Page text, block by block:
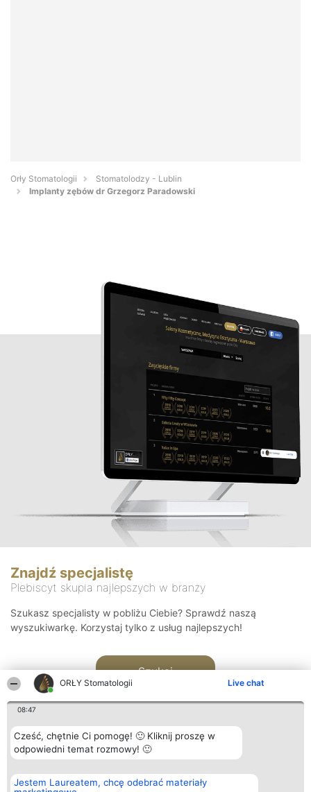
ORŁY Stomatologii Live chat
08:47
Cześć, chętnie Ci pomogę! 🙂 Kliknij proszę w
odpowiedni temat rozmowy! 🙂
Jestem Laureatem, chcę odebrać materiały
Orły Stomatologii
Stomatolodzy - Lublin
Implanty zębów dr Grzegorz Paradowski
Znajdź specjalistę
Plebiscyt skupia najlepszych w branży
Szukasz specjalisty w pobliżu Ciebie? Sprawdź naszą
wyszukiwarkę. Korzystaj tylko z usług najlepszych!
Szukaj
Organizator plebiscytu
Bright Side Solutions sp. z o.
Plebiscyt
Laureaci
Kontakt
Kontakt